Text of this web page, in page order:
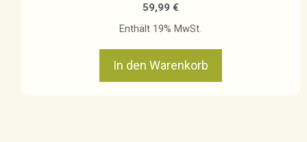
59,99 €
Enthält 19% MwSt.
In den Warenkorb